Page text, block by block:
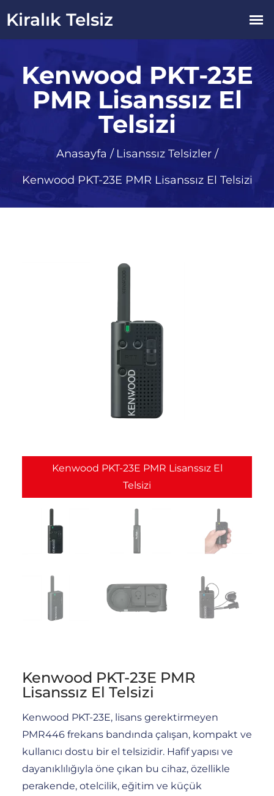
Kenwood PKT-23E
PMR Lisanssız El
Telsizi
Anasayfa / Lisanssız Telsizler/
Kenwood PKT-23E PMR Lisanssız El Telsizi
Kenwood PKT-23E PMR Lisanssız El
Telsizi
Kenwood PKT-23E PMR
Lisanssız El Telsizi
Kenwood PKT-23E, lisans gerektirmeyen
PMR446 frekans bandında çalışan, kompakt ve
kullanıcı dostu bir el telsizidir. Hafif yapısı ve
dayanıklılığıyla öne çıkan bu cihaz, özellikle
perakende, otelcilik, eğitim ve küçük